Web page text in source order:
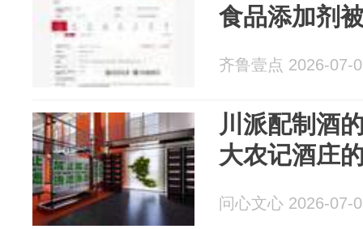
食品添加剂
齐鲁壹点 2026-07-
川派配制酒
大农记酒庄
问心文心 2026-07-